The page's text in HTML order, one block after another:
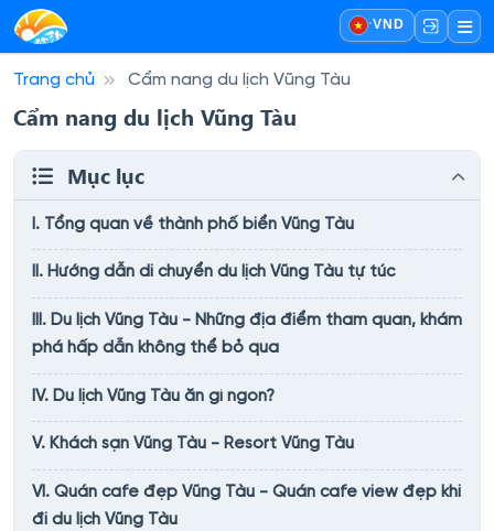
·VND
Trang chủ Cẩm nang du lịch Vũng Tàu
Cẩm nang du lịch Vũng Tàu
Mục lục
I. Tổng quan về thành phố biển Vũng Tàu
II. Hướng dẫn di chuyển du lịch Vũng Tàu tự túc
III. Du lịch Vũng Tàu - Những địa điểm tham quan, khám
phá hấp dẫn không thể bỏ qua
IV. Du lịch Vũng Tàu ăn gì ngon?
V. Khách sạn Vũng Tàu - Resort Vũng Tàu
VI. Quán cafe đẹp Vũng Tàu - Quán cafe view đẹp khi
đi du lịch Vũng Tàu